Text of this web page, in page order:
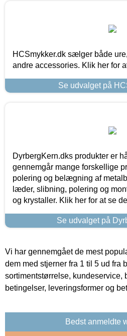
HCSmykker.dk sælger både
andre accessories. Klik her for
Se udvalget på
DyrbergKern.dks produkter er
gennemgår mange forskellige
polering og belægning af
læder, slibning, polering og
og krystaller. Klik her for at se
Se udvalget på
Vi har gennemgået de mest
dem med stjerner fra 1 til 5 ud fra
sortimentstørrelse, kundeservice,
betingelser, leveringsformer og
Bedst anmeldte